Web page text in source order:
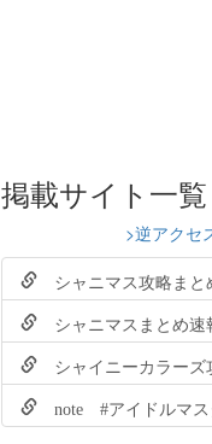
掲載サイト一覧
>逆アクセ
シャニマス攻略ま
シャニマスまとめ速
シャイニーカラーズ
note #アイドルマス